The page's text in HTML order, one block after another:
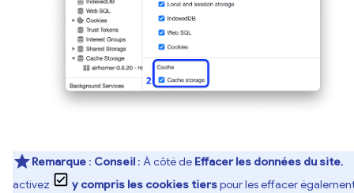
Remarque : Conseil : À côté de Effacer les données du site,
activez
y compris les cookies tierspour les effacer